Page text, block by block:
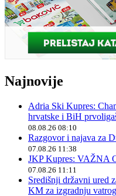
Najnovije
Adria Ski Kupres:
hrvatske i BiH
08.08.26 08:10
Razgovor i najava za
07.08.26 11:38
JKP Kupres: VAŽNA
07.08.26 11:11
Središnji državni ured
KM za izgradnju